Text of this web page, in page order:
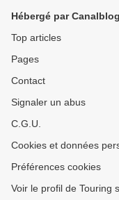
Hébergé par Canalblog
Top articles
Pages
Contact
Signaler un abus
C.G.U.
Cookies et données
Préférences cookies
Voir le profil de Touring